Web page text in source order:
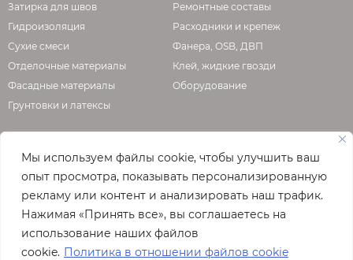
Мы используем файлы cookie, чтобы улучшить ваш
опыт просмотра, показывать персонализированную
рекламу или контент и анализировать наш трафик.
Нажимая «Принять все», вы соглашаетесь на
использование наших файлов
cookie. Политика в отношении файлов cookie
Затирка для швов
Гидроизоляция
Сухие смеси
Отделочные материалы
Фасадные материалы
Грунтовки и латексы
Ремонтные составы
Расходники и крепеж
Фанера, OSB, ДВП
Клей, жидкие гвозди
Оборудование
О КОМПАНИИ
Официальная страница сайта
Полная версия сайта